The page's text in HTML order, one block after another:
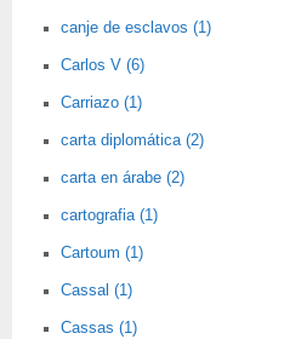
canje de esclavos (1)
Carlos V (6)
Carriazo (1)
carta diplomática (2)
carta en árabe (2)
cartografia (1)
Cartoum (1)
Cassal (1)
Cassas (1)